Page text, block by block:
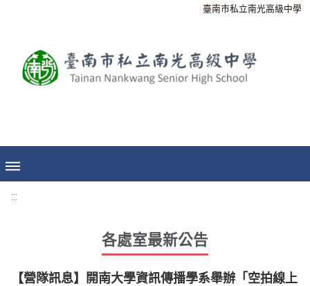
臺南市私立南光高級中學
:::
各處室最新公告
【營隊訊息】開南大學資訊傳播學系舉辦「空拍線上